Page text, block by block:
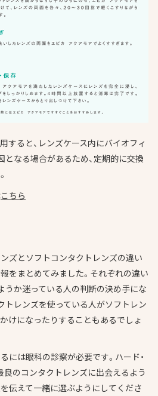
すると、レンズケース内にバイオフィ
となる場合があるため、定期的に交換
こちら
ズとソフトコンタクトレンズの違い
をまとめてみました。それぞれの違い
うか迷っている人の判断の決め手にな
トレンズを使っている人がソフトレン
けになったりすることもあるでしょ
には眼科の診察が必要です。ハード・
良のコンタクトレンズに出会えるよう
伝えて一緒に選ぶようにしてくださ